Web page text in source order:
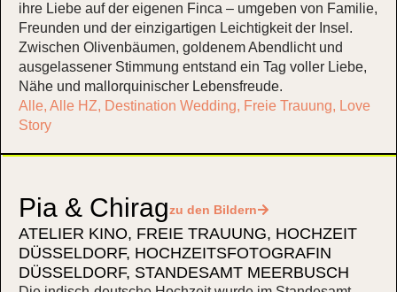
ihre Liebe auf der eigenen Finca – umgeben von Familie,
Freunden und der einzigartigen Leichtigkeit der Insel.
Zwischen Olivenbäumen, goldenem Abendlicht und
ausgelassener Stimmung entstand ein Tag voller Liebe,
Nähe und mallorquinischer Lebensfreude.
Alle, Alle HZ, Destination Wedding, Freie Trauung, Love
Story
Pia & Chiragzu den Bildern
ATELIER KINO, FREIE TRAUUNG, HOCHZEIT
DÜSSELDORF, HOCHZEITSFOTOGRAFIN
DÜSSELDORF, STANDESAMT MEERBUSCH